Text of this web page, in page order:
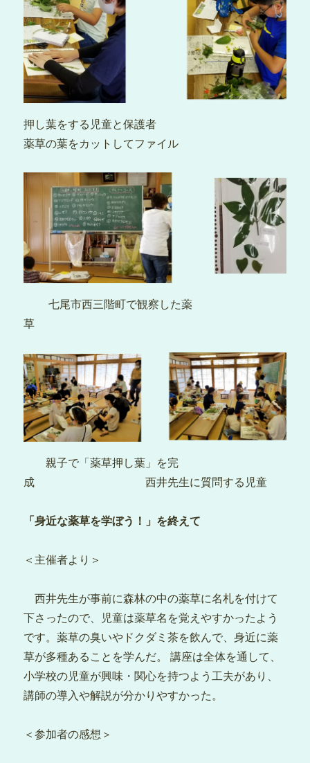
押し葉をする児童と保護者
薬草の葉をカットしてファイル
七尾市西三階町で観察した薬
草
親子で「薬草押し葉」を完
成 西井先生に質問する児童
「身近な薬草を学ぼう！」を終えて
＜主催者より＞
西井先生が事前に森林の中の薬草に名札を付けて
下さったので、児童は薬草名を覚えやすかったよう
です。薬草の臭いやドクダミ茶を飲んで、身近に薬
草が多種あることを学んだ。 講座は全体を通して、
小学校の児童が興味・関心を持つよう工夫があり、
講師の導入や解説が分かりやすかった。
＜参加者の感想＞